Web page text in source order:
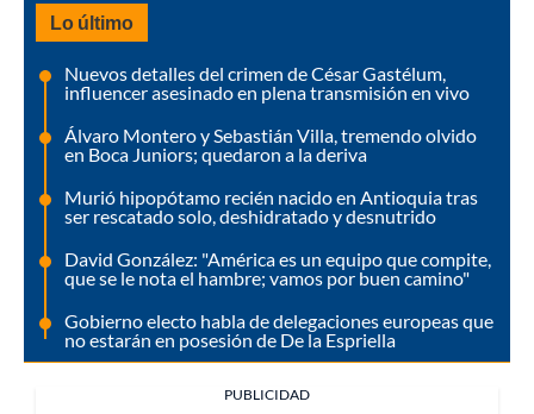
Lo último
Nuevos detalles del crimen de César Gastélum,
influencer asesinado en plena transmisión en vivo
Álvaro Montero y Sebastián Villa, tremendo olvido
en Boca Juniors; quedaron a la deriva
Murió hipopótamo recién nacido en Antioquia tras
ser rescatado solo, deshidratado y desnutrido
David González: "América es un equipo que compite,
que se le nota el hambre; vamos por buen camino"
Gobierno electo habla de delegaciones europeas que
no estarán en posesión de De la Espriella
PUBLICIDAD